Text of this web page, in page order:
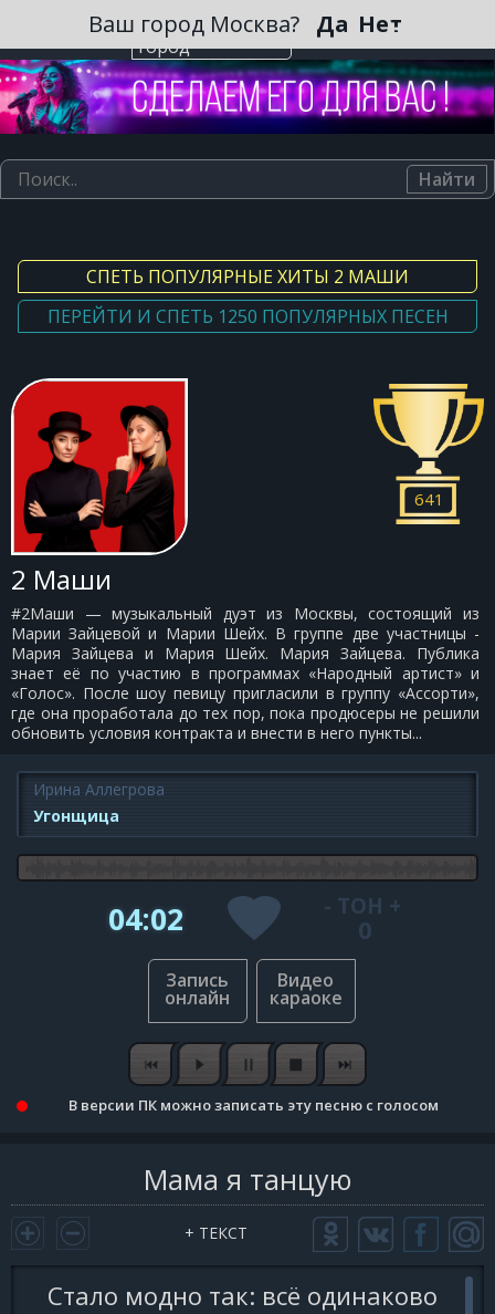
Выберите
город
Ваш город Москва? Да Нет
Найти
СПЕТЬ ПОПУЛЯРНЫЕ ХИТЫ 2 МАШИ
ПЕРЕЙТИ И СПЕТЬ 1250 ПОПУЛЯРНЫХ ПЕСЕН
2 Маши
#2Маши — музыкальный дуэт из Москвы, состоящий из
Марии Зайцевой и Марии Шейх. В группе две участницы -
Мария Зайцева и Мария Шейх. Мария Зайцева. Публика
знает её по участию в программах «Народный артист» и
«Голос». После шоу певицу пригласили в группу «Ассорти»,
где она проработала до тех пор, пока продюсеры не решили
обновить условия контракта и внести в него пункты...
641
Ирина Аллегрова
Угонщица
04:02 - ТОН +
0
В версии ПК можно записать эту песню с голосом
Мама я танцую
+ ТЕКСТ
Стало модно так: всё одинаково